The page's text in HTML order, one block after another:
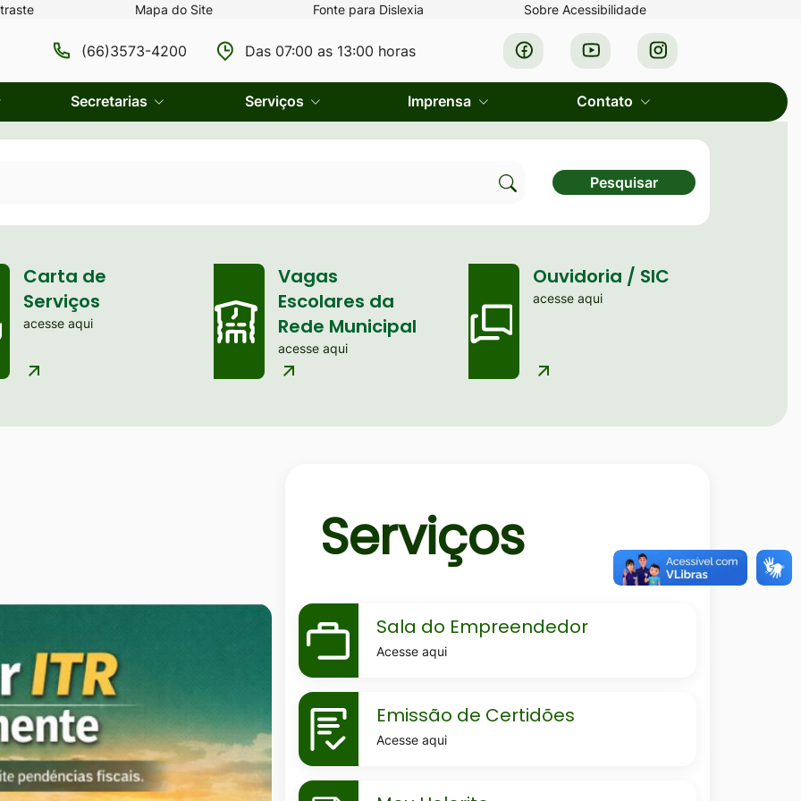
Mapa do Site Fonte para Dislexia Sobre Acessibilidade
(66)3573-4200 Das 07:00 as 13:00 horas
Acessar
a
Social
Acessar
a
Rede
Social
Acessar
a
Rede
Social
Instagram
Secretarias Serviços Imprensa Contato
pesquisar
site
Pesquisar
Carta de
Serviços
acesse aqui
Vagas
Escolares da
Rede Municipal
acesse aqui
Ouvidoria / SIC
acesse aqui
Serviços
MaskSala-
do-
empreendedor
Sala do Empreendedor
Acesse aqui
MaskEmissao-
de-
certidoes
Emissão de Certidões
Acesse aqui
MaskMeu-